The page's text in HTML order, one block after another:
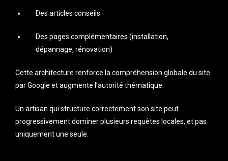
Des articles conseils
Des pages complémentaires (installation,
dépannage, rénovation)
Cette architecture renforce la compréhension globale du site
par Google et augmente l’autorité thématique.
Un artisan qui structure correctement son site peut
progressivement dominer plusieurs requêtes locales, et pas
uniquement une seule.